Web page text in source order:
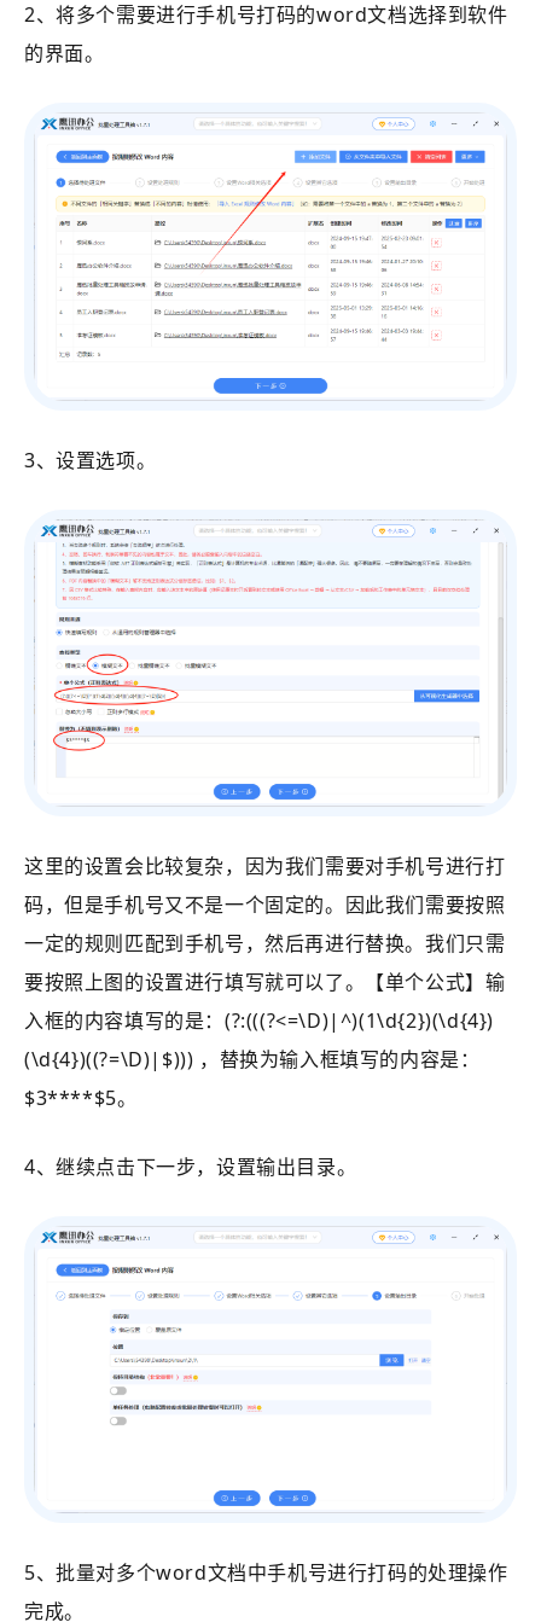
2、将多个需要进行手机号打码的word文档选择到软件
的界面。
3、设置选项。
这里的设置会比较复杂，因为我们需要对手机号进行打
码，但是手机号又不是一个固定的。因此我们需要按照
一定的规则匹配到手机号，然后再进行替换。我们只需
要按照上图的设置进行填写就可以了。【单个公式】输
入框的内容填写的是：(?:(((?<=\D)|^)(1\d{2})(\d{4})
(\d{4})((?=\D)|$))) ，替换为输入框填写的内容是：
$3****$5。
4、继续点击下一步，设置输出目录。
5、批量对多个word文档中手机号进行打码的处理操作
完成。